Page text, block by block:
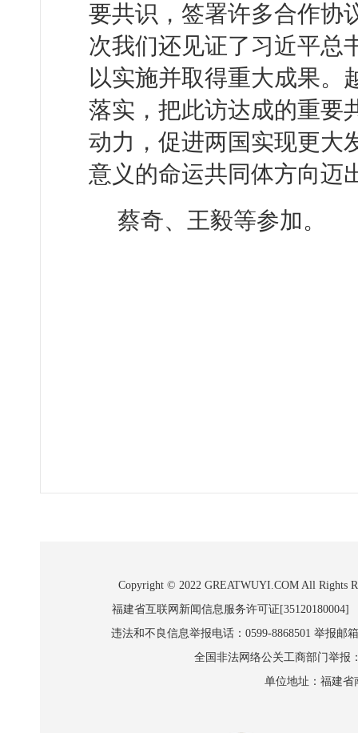
要共识，签署许多合作协
次我们还见证了习近平总
以实施并取得重大成果。
落实，把此访达成的重要
动力，促进两国实现更大
意义的命运共同体方向迈
蔡奇、王毅等参加。
Copyright © 2022 GREATWUYI.COM All Rights
福建省互联网新闻信息服务许可证
违法和不良信息举报电话：0599-8868501 举报邮
全国非法网络公关工商部门举报
单位地址：福建省